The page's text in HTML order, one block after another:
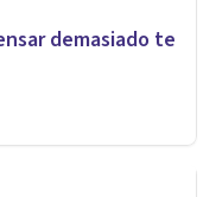
demasiado te